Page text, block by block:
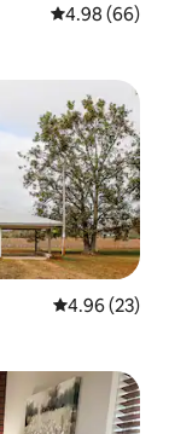
平均评分 4.98
4.98 (66)
平均评分
4.96 (23)